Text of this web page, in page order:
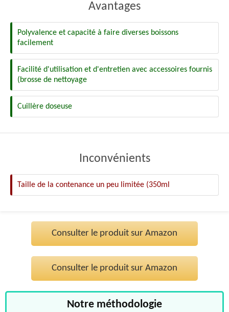
Avantages
Polyvalence et capacité à faire diverses boissons
facilement
Facilité d'utilisation et d'entretien avec accessoires fournis
(brosse de nettoyage
Cuillère doseuse
Inconvénients
Taille de la contenance un peu limitée (350ml
Consulter le produit sur Amazon
Consulter le produit sur Amazon
Notre méthodologie